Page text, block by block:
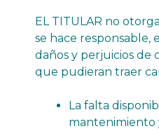
EL TITULAR no
se hace responsable,
daños y perjuicios
que pudieran traer
La falta
mantenimiento